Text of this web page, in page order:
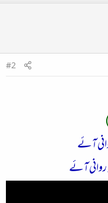
#2
آئے
آئے